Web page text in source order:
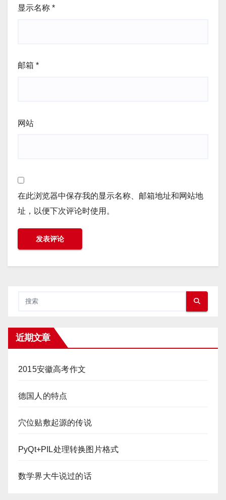
显示名称 *
邮箱 *
网站
在此浏览器中保存我的显示名称、邮箱地址和网站地
址，以便下次评论时使用。
近期文章
2015安徽高考作文
德国人的特点
穴位贴敷起源的传说
PyQt+PIL处理转换图片格式
数学界大牛说过的话